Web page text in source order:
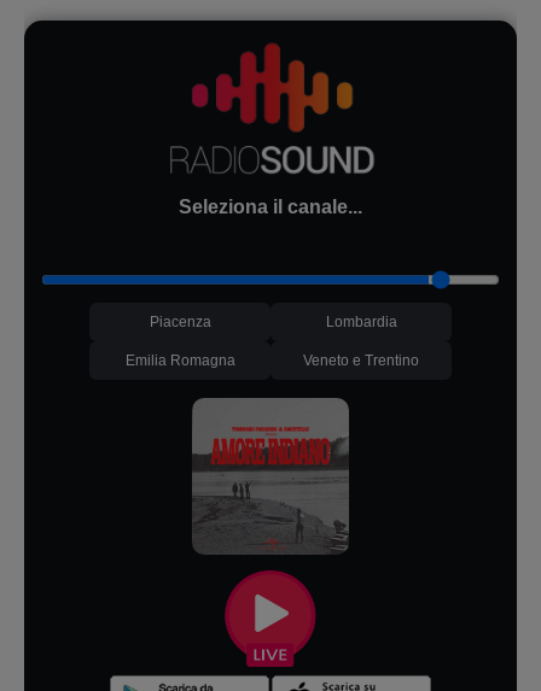
Seleziona il canale...
Piacenza Lombardia
Emilia Romagna Veneto e Trentino